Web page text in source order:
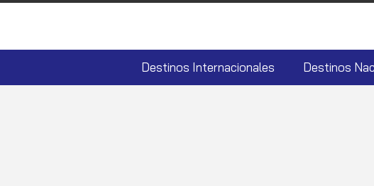
Destinos Internacionales Destinos